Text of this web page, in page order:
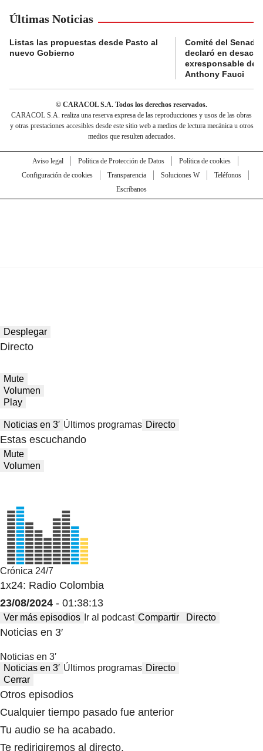
Últimas Noticias
Listas las propuestas desde Pasto al
nuevo Gobierno
Comité del Senado
declaró en
exresponsable de
Anthony Fauci
© CARACOL S.A. Todos los derechos reservados.
CARACOL S.A. realiza una reserva expresa de las reproducciones y usos de las obras
y otras prestaciones accesibles desde este sitio web a medios de lectura mecánica u otros
medios que resulten adecuados.
Aviso legal Política de Protección de Datos
Política de cookies
Configuración de cookies
Transparencia Soluciones W
Teléfonos
Escríbanos
Desplegar
Directo
Mute
Volumen
Play
Noticias en 3′ Últimos programas Directo
Estas escuchando
Mute
Volumen
Crónica 24/7
1x24: Radio Colombia
23/08/2024 - 01:38:13
Ver más episodios Ir al podcast Compartir Directo
Noticias en 3′
Noticias en 3′
Noticias en 3′ Últimos programas Directo
Cerrar
Otros episodios
Cualquier tiempo pasado fue anterior
Tu audio se ha acabado.
Te redirigiremos al directo.